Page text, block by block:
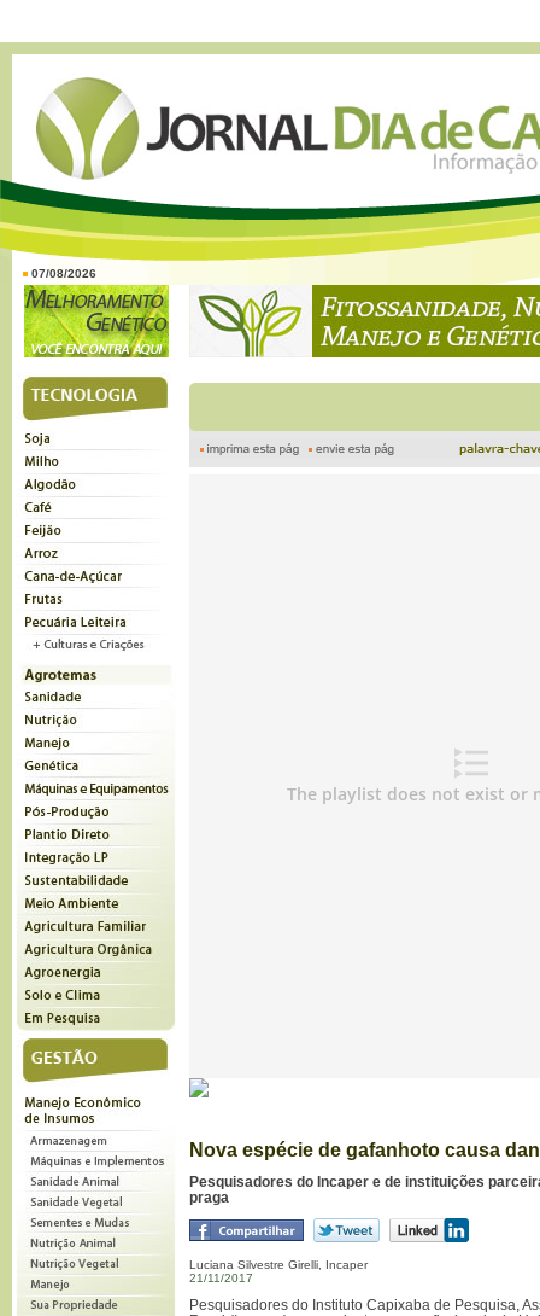
07/08/2026
Nova espécie de gafanhoto causa
Pesquisadores do Incaper e de instituições
praga
Luciana Silvestre Girelli, Incaper
21/11/2017
Pesquisadores do Instituto Capixaba de Pesquisa,